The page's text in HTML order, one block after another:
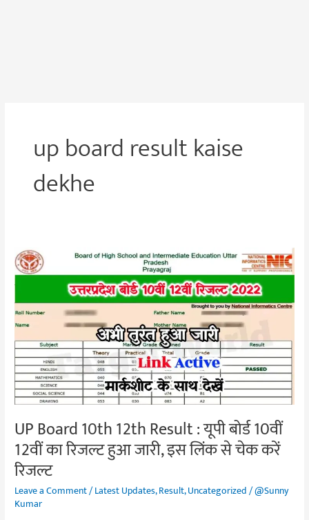
up board result kaise
dekhe
UP Board 10th 12th Result : यूपी बोर्ड 10वीं
12वीं का रिजल्ट हुआ जारी, इस लिंक से चेक करें
रिजल्ट
Leave a Comment/Latest Updates,Result,Uncategorized/@Sunny
Kumar
UP
Board
10th
12th
Result
:
यूपी
बोर्ड
10वीं
का
रिजल्ट
हुआ
जारी,
इस